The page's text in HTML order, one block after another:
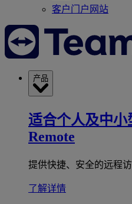
客户门户网站
产品
适合个人及中小
Remote
提供快捷、安全的远程访
了解详情